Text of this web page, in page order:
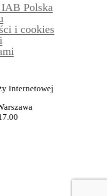
Polska
i cookies
Internetowej